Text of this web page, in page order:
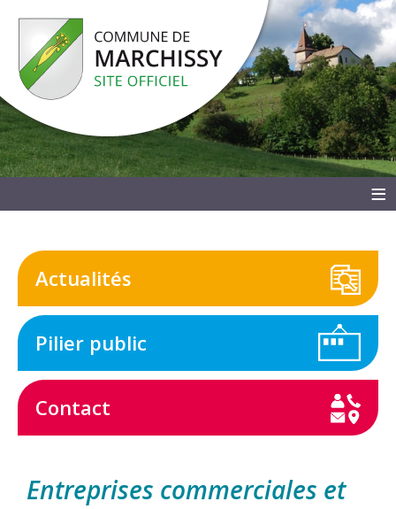
≡
Actualités
Pilier public
Contact
Entreprises commerciales et